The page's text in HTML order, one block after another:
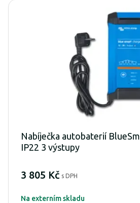
Nabíječka autobaterií
IP22 3 výstupy
3 805 Kč s DPH
Na externím skladu